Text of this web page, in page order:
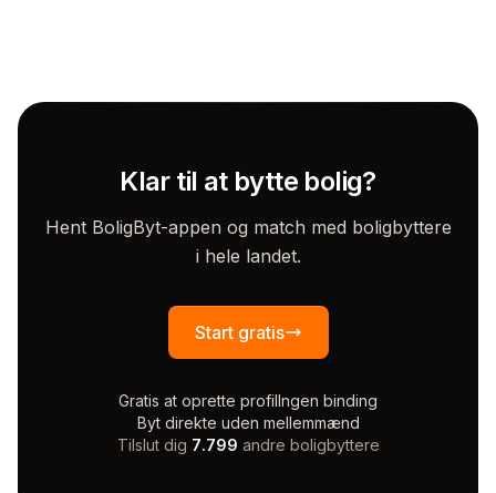
Klar til at bytte bolig?
Hent BoligByt-appen og match med boligbyttere
i hele landet.
Start gratis
Gratis at oprette profilIngen binding
Byt direkte uden mellemmænd
Tilslut dig 7.799 andre boligbyttere